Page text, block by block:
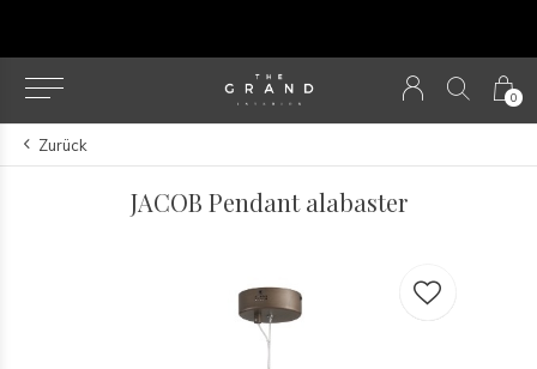
0
Zurück
JACOB Pendant alabaster